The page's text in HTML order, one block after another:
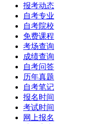
报考动态
自考专业
自考院校
免费课程
考场查询
成绩查询
自考问答
历年真题
自考笔记
报名时间
考试时间
网上报名